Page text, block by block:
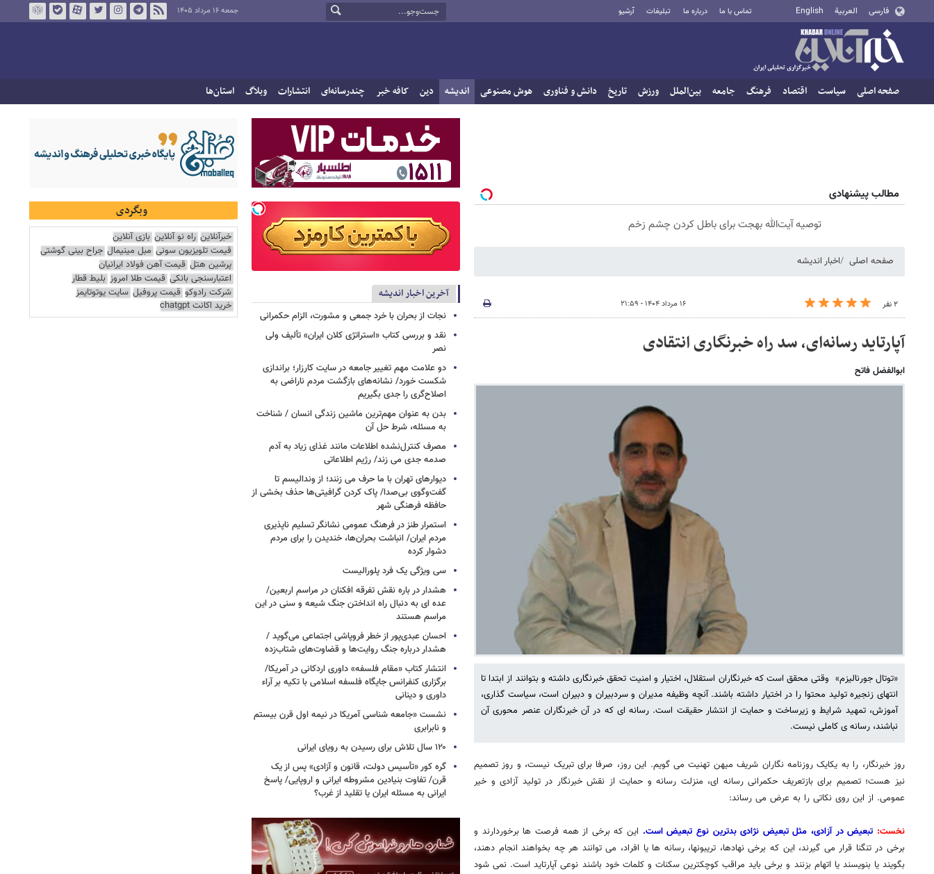
فارسی العربية English تماس با ما درباره ما تبلیغات آرشیو جمعه ۱۶ مرداد ۱۴۰۵
صفحه اصلی سیاست اقتصاد فرهنگ جامعه بین‌الملل ورزش تاریخ دانش و فناوری هوش مصنوعی اندیشه دین کافه خبر چندرسانه‌ای انتشارات وبلاگ استان‌ها
مطالب پیشنهادی
توصیه آیت‌الله بهجت برای باطل کردن چشم زخم
صفحه اصلی اخبار اندیشه
۲ نفر ۱۶ مرداد ۱۴۰۴ - ۲۱:۵۹
آپارتاید رسانه‌ای، سد راه خبرنگاری انتقادی
ابوالفضل فاتح
«توتال جورنالیزم» وقتی محقق است که خبرنگاران استقلال، اختیار و امنیت تحقق خبرنگاری داشته و بتوانند از ابتدا تا
انتهای زنجیره تولید محتوا را در اختیار داشته باشند. آنچه وظیفه مدیران و سردبیران و دبیران است، سیاست گذاری،
آموزش، تمهید شرایط و زیرساخت و حمایت از انتشار حقیقت است. رسانه ای که در آن خبرنگاران عنصر محوری آن
نباشند، رسانه ی کاملی نیست.
روز خبرنگار، را به یکایک روزنامه نگاران شریف میهن تهنیت می گویم. این روز، صرفا برای تبریک نیست، و روز تصمیم
نیز هست؛ تصمیم برای بازتعریف حکمرانی رسانه ای، منزلت رسانه و حمایت از نقش خبرنگار در تولید آزادی و خیر
عمومی. از این روی نکاتی را به عرض می رساند:
نخست: تبعیض در آزادی، مثل تبعیض نژادی بدترین نوع تبعیض است. این که برخی از همه فرصت ها برخوردارند و
برخی در تنگنا قرار می گیرند، این که برخی نهادها، تریبونها، رسانه ها یا افراد، می توانند هر چه بخواهند انجام دهند،
بگویند یا بنویسند یا اتهام بزنند و برخی باید مراقب کوچکترین سکنات و کلمات خود باشند نوعی آپارتاید است. نمی شود
آخرین اخبار اندیشه
نجات از بحران با خرد جمعی و مشورت، الزام حکمرانی
نقد و بررسی کتاب «استراتژی کلان ایران» تألیف ولی
نصر
دو علامت مهم تغییر جامعه در سایت کارزار؛ براندازی
شکست خورد/ نشانه‌های بازگشت مردم ناراضی به
اصلاح‌گری را جدی بگیریم
بدن به عنوان مهم‌ترین ماشین زندگی انسان / شناخت
به مسئله، شرط حل آن
مصرف کنترل‌نشده اطلاعات مانند غذای زیاد به آدم
صدمه جدی می زند/ رژیم اطلاعاتی
دیوارهای تهران با ما حرف می زنند؛ از وندالیسم تا
گفت‌وگوی بی‌صدا/ پاک کردن گرافیتی‌ها حذف بخشی از
حافظه فرهنگی شهر
استمرار طنز در فرهنگ عمومی نشانگر تسلیم ناپذیری
مردم ایران/ انباشت بحران‌ها، خندیدن را برای مردم
دشوار کرده
سی ویژگی یک فرد پلورالیست
هشدار در باره نقش تفرقه افکنان در مراسم اربعین/
عده ای به دنبال راه انداختن جنگ شیعه و سنی در این
مراسم هستند
احسان عبدی‌پور از خطر فروپاشی اجتماعی می‌گوید /
هشدار درباره جنگ روایت‌ها و قضاوت‌های شتاب‌زده
انتشار کتاب «مقام فلسفه» داوری اردکانی در آمریکا/
برگزاری کنفرانس جایگاه فلسفه اسلامی با تکیه بر آراء
داوری و دینانی
نشست «جامعه شناسی آمریکا در نیمه اول قرن بیستم
و نابرابری
۱۲۰ سال تلاش برای رسیدن به رویای ایرانی
گره کور «تأسیس دولت، قانون و آزادی» پس از یک
قرن/ تفاوت بنیادین مشروطه ایرانی و اروپایی/ پاسخ
ایرانی به مسئله ایران یا تقلید از غرب؟
وبگردی
خبرآنلاین راه نو آنلاین بازی آنلاین
قیمت تلویزیون سونی مبل مینیمال جراح بینی گوشتی
پرشین هتل قیمت آهن فولاد ایرانیان
اعتبارسنجی بانکی قیمت طلا امروز بلیط قطار
شرکت رادوکو قیمت پروفیل سایت یوتوتایمز
خرید اکانت chatgpt